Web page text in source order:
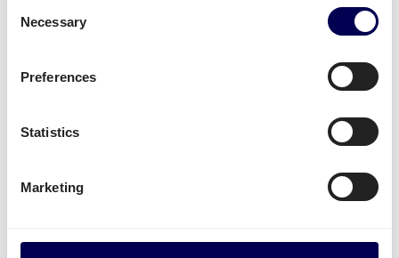
Selection
Necessary
Preferences
Statistics
Marketing
Unsere Daten und Feedback zeigt - Unternehmen,
die Quicargo nutzen, sind vor allem folgende
Möglichkeit, großes und kleines Volumen zu
Nachhaltigkeit